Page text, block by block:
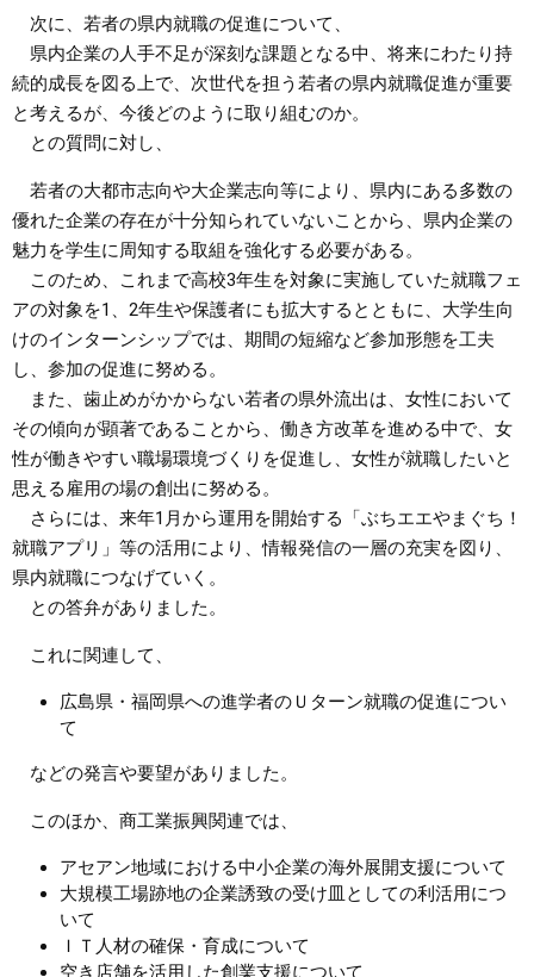
次に、若者の県内就職の促進について、
県内企業の人手不足が深刻な課題となる中、将来にわたり持
続的成長を図る上で、次世代を担う若者の県内就職促進が重要
と考えるが、今後どのように取り組むのか。
との質問に対し、
若者の大都市志向や大企業志向等により、県内にある多数の
優れた企業の存在が十分知られていないことから、県内企業の
魅力を学生に周知する取組を強化する必要がある。
このため、これまで高校3年生を対象に実施していた就職フェ
アの対象を1、2年生や保護者にも拡大するとともに、大学生向
けのインターンシップでは、期間の短縮など参加形態を工夫
し、参加の促進に努める。
また、歯止めがかからない若者の県外流出は、女性において
その傾向が顕著であることから、働き方改革を進める中で、女
性が働きやすい職場環境づくりを促進し、女性が就職したいと
思える雇用の場の創出に努める。
さらには、来年1月から運用を開始する「ぶちエエやまぐち！
就職アプリ」等の活用により、情報発信の一層の充実を図り、
県内就職につなげていく。
との答弁がありました。
これに関連して、
広島県・福岡県への進学者のＵターン就職の促進につい
て
などの発言や要望がありました。
このほか、商工業振興関連では、
アセアン地域における中小企業の海外展開支援について
大規模工場跡地の企業誘致の受け皿としての利活用につ
いて
ＩＴ人材の確保・育成について
空き店舗を活用した創業支援について